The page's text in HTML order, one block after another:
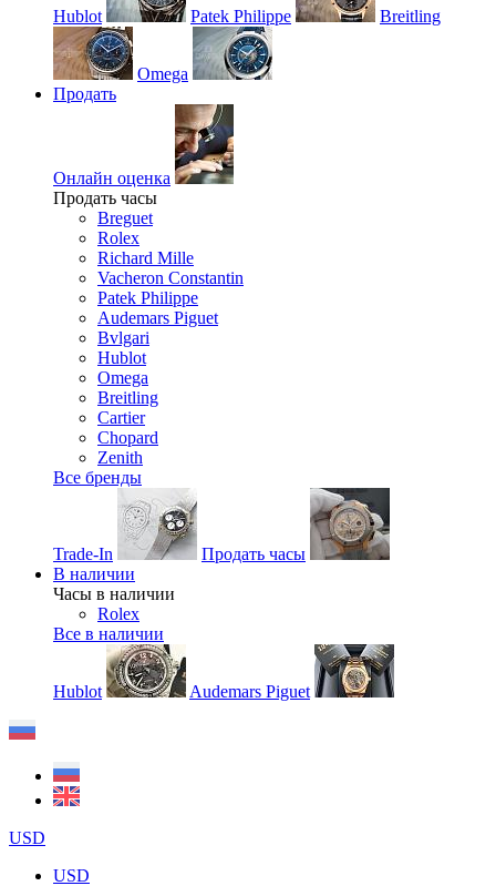
Hublot Patek Philippe Breitling
Omega
Продать
Онлайн оценка
Продать часы
Breguet
Rolex
Richard Mille
Vacheron Constantin
Patek Philippe
Audemars Piguet
Bvlgari
Hublot
Omega
Breitling
Cartier
Chopard
Zenith
Все бренды
Trade-In
Продать часы
В наличии
Часы в наличии
Rolex
Все в наличии
Hublot Audemars Piguet
USD
USD